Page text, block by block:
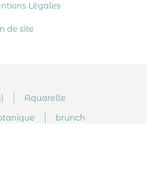
Légales
de site
Aquarelle
brunch